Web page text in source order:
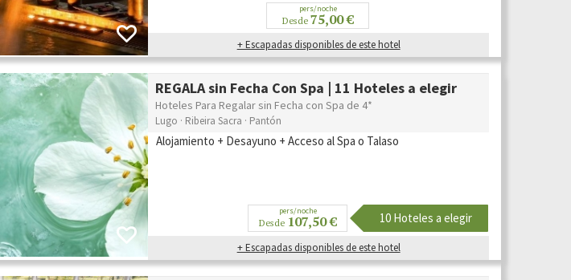
pers/noche
Desde 75,00 €
+ Escapadas disponibles de este hotel
REGALA sin Fecha Con Spa | 11 Hoteles a elegir
Hoteles Para Regalar sin Fecha con Spa de 4*
Lugo · Ribeira Sacra · Pantón
Alojamiento + Desayuno + Acceso al Spa o Talaso
pers/noche
Desde 107,50 € 10 Hoteles a elegir
+ Escapadas disponibles de este hotel